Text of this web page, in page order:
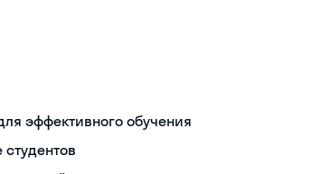
эффективного обучения